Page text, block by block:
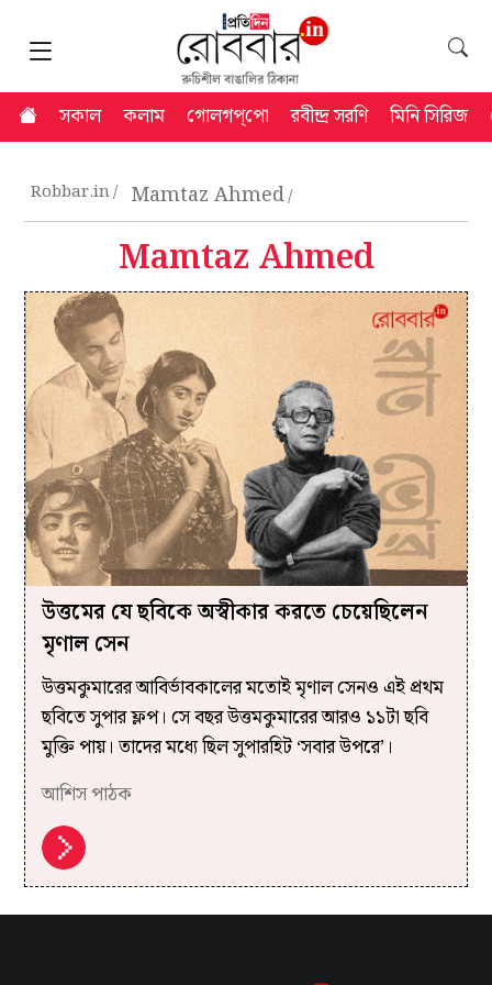
সকাল কলাম গোলগপ্‌পো রবীন্দ্র সরণি মিনি সিরিজ
Robbar.in Mamtaz Ahmed
Mamtaz Ahmed
উত্তমের যে ছবিকে অস্বীকার করতে চেয়েছিলেন
মৃণাল সেন
উত্তমকুমারের আবির্ভাবকালের মতোই মৃণাল সেনও এই প্রথম
ছবিতে সুপার ফ্লপ। সে বছর উত্তমকুমারের আরও ১১টা ছবি
মুক্তি পায়। তাদের মধ্যে ছিল সুপারহিট ‘সবার উপরে’।
আশিস পাঠক